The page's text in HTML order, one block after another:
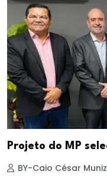
Projeto do MP
BY-Caio César Muniz